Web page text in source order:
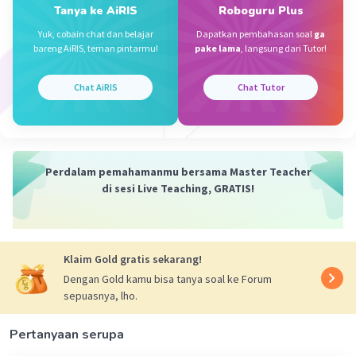
(setiap manusia)
Membayar pajak menjadi kewajiban setiap
sama harus (patuh)
Jika masyarakat memiliki wawasan kebangsaan
yang luas maka Indonesia akan menjadi negara
Tertib membayar pajak berarti melaksanakan
tanggung jawab sebagai (warga negara)
Melestarikan warisan para leluhur dilakukan
dengan mencintai budaya (daerah Indonesia)
Tanya ke AiRIS
Yuk, cobain chat dan belajar
bareng AiRIS, teman pintarmu!
Chat AiRIS
Roboguru Plus
Dapatkan pembahasan soal ga
pake lama, langsung dari Tutor!
Chat Tutor
Perdalam pemahamanmu bersama Master Teacher
di sesi Live Teaching, GRATIS!
Klaim Gold gratis sekarang!
Dengan Gold kamu bisa tanya soal ke Forum
sepuasnya, lho.
Pertanyaan serupa